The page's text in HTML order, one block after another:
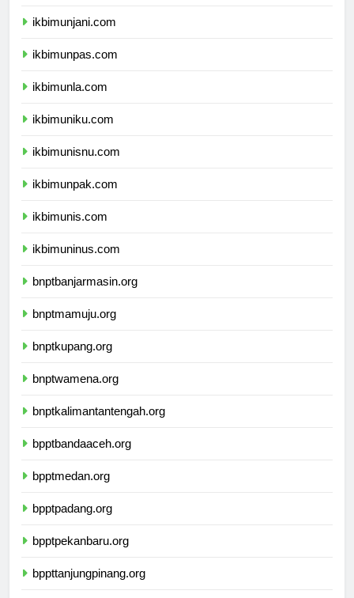
ikbimunjani.com
ikbimunpas.com
ikbimunla.com
ikbimuniku.com
ikbimunisnu.com
ikbimunpak.com
ikbimunis.com
ikbimuninus.com
bnptbanjarmasin.org
bnptmamuju.org
bnptkupang.org
bnptwamena.org
bnptkalimantantengah.org
bpptbandaaceh.org
bpptmedan.org
bpptpadang.org
bpptpekanbaru.org
bppttanjungpinang.org